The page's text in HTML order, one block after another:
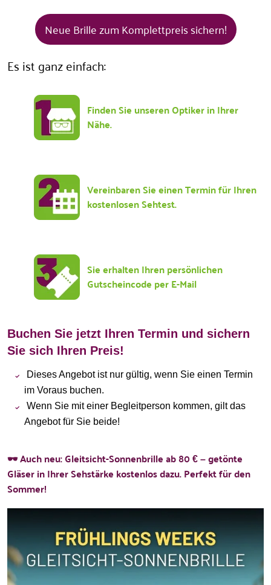
Neue Brille zum Komplettpreis sichern!
Es ist ganz einfach:
Finden Sie unseren Optiker in Ihrer
Nähe.
Vereinbaren Sie einen Termin für Ihren
kostenlosen Sehtest.
Sie erhalten Ihren persönlichen
Gutscheincode per E-Mail
Buchen Sie jetzt Ihren Termin und sichern
Sie sich Ihren Preis!
Dieses Angebot ist nur gültig, wenn Sie einen Termin
im Voraus buchen.
Wenn Sie mit einer Begleitperson kommen, gilt das
Angebot für Sie beide!
🕶️ Auch neu: Gleitsicht-Sonnenbrille ab 80 € – getönte
Gläser in Ihrer Sehstärke kostenlos dazu. Perfekt für den
Sommer!